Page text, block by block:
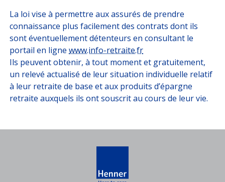
La loi vise à permettre aux assurés de prendre
connaissance plus facilement des contrats dont ils
sont éventuellement détenteurs en consultant le
portail en lignewww.info-retraite.fr
Ils peuvent obtenir, à tout moment et gratuitement,
un relevé actualisé de leur situation individuelle relatif
à leur retraite de base et aux produits d’épargne
retraite auxquels ils ont souscrit au cours de leur vie.